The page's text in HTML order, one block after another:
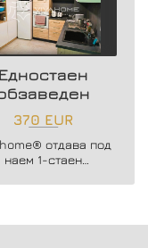
Едностаен
370 EUR
отдава под
наем 1-стаен
в близост до